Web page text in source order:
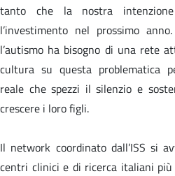
tanto che la nostra
l’investimento nel prossimo
l’autismo ha bisogno di una rete
cultura su questa problematica
reale che spezzi il silenzio e
crescere i loro figli.
Il network coordinato dall’ISS si
centri clinici e di ricerca italiani